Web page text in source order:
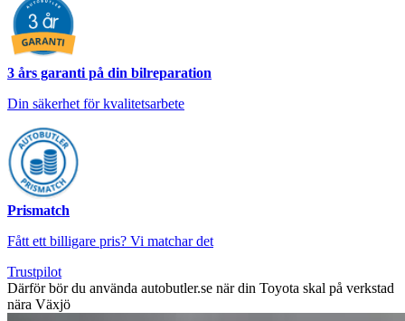
3 års garanti på din bilreparation
Din säkerhet för kvalitetsarbete
Prismatch
Fått ett billigare pris? Vi matchar det
Trustpilot
Därför bör du använda autobutler.se när din Toyota skal på verkstad
nära Växjö